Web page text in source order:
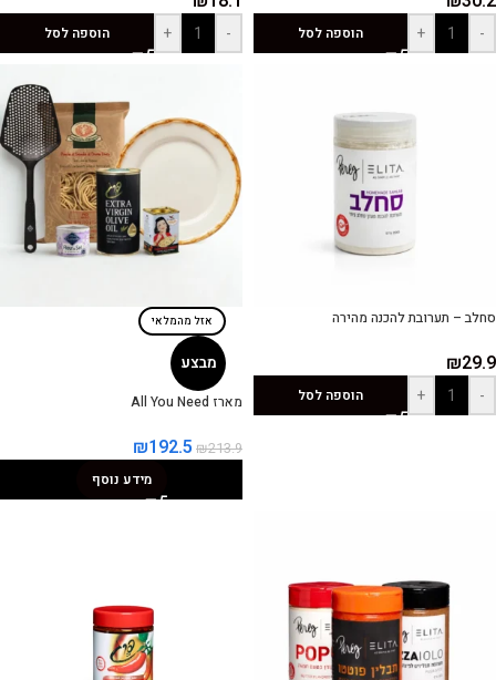
-
+ הוספה לסל -
+ הוספה לסל
סחלב – תערובת להכנה מהירה
₪29.9
-
+ הוספה לסל
מבצע
אזל מהמלאי
מארז All You Need
₪213.9
₪192.5
מידע נוסף